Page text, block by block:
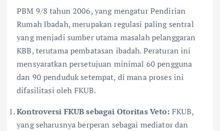
PBM 9/8 tahun 2006, yang mengatur Pendirian
Rumah Ibadah, merupakan regulasi paling sentral
yang menjadi sumber utama masalah pelanggaran
KBB, terutama pembatasan ibadah. Peraturan ini
mensyaratkan persetujuan minimal 60 pengguna
dan 90 penduduk setempat, di mana proses ini
difasilitasi oleh FKUB.
Kontroversi FKUB sebagai Otoritas Veto: FKUB,
yang seharusnya berperan sebagai mediator dan